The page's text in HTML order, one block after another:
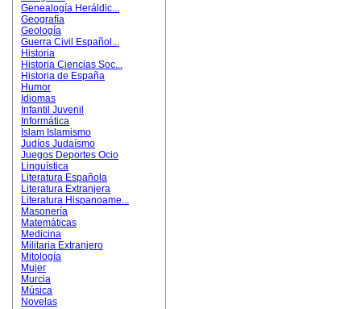
Genealogía Heráldic...
Geografía
Geología
Guerra Civil Español...
Historia
Historia Ciencias Soc...
Historia de España
Humor
Idiomas
Infantil Juvenil
Informática
Islam Islamismo
Judíos Judaísmo
Juegos Deportes Ocio
Linguística
Literatura Española
Literatura Extranjera
Literatura Hispanoame...
Masonería
Matemáticas
Medicina
Militaria Extranjero
Mitología
Mujer
Murcia
Música
Novelas